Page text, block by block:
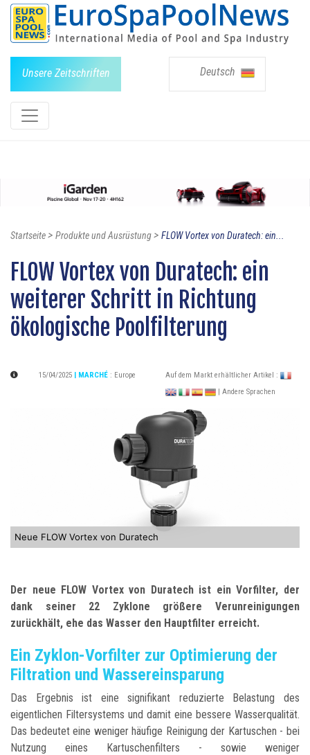
Unsere Zeitschriften Deutsch
Startseite> Produkte und Ausrüstung> FLOW Vortex von Duratech: ein...
FLOW Vortex von Duratech: ein
weiterer Schritt in Richtung
ökologische Poolfilterung
15/04/2025 | MARCHÉ : Europe
Auf dem Markt erhältlicher Artikel :
| Andere Sprachen
Neue FLOW Vortex von Duratech
Der neue FLOW Vortex von Duratech ist ein Vorfilter, der
dank seiner 22 Zyklone größere Verunreinigungen
zurückhält, ehe das Wasser den Hauptfilter erreicht.
Ein Zyklon-Vorfilter zur Optimierung der
Filtration und Wassereinsparung
Das Ergebnis ist eine signifikant reduzierte Belastung des
eigentlichen Filtersystems und damit eine bessere Wasserqualität.
Das bedeutet eine weniger häufige Reinigung der Kartuschen - bei
Nutzung eines Kartuschenfilters - sowie weniger